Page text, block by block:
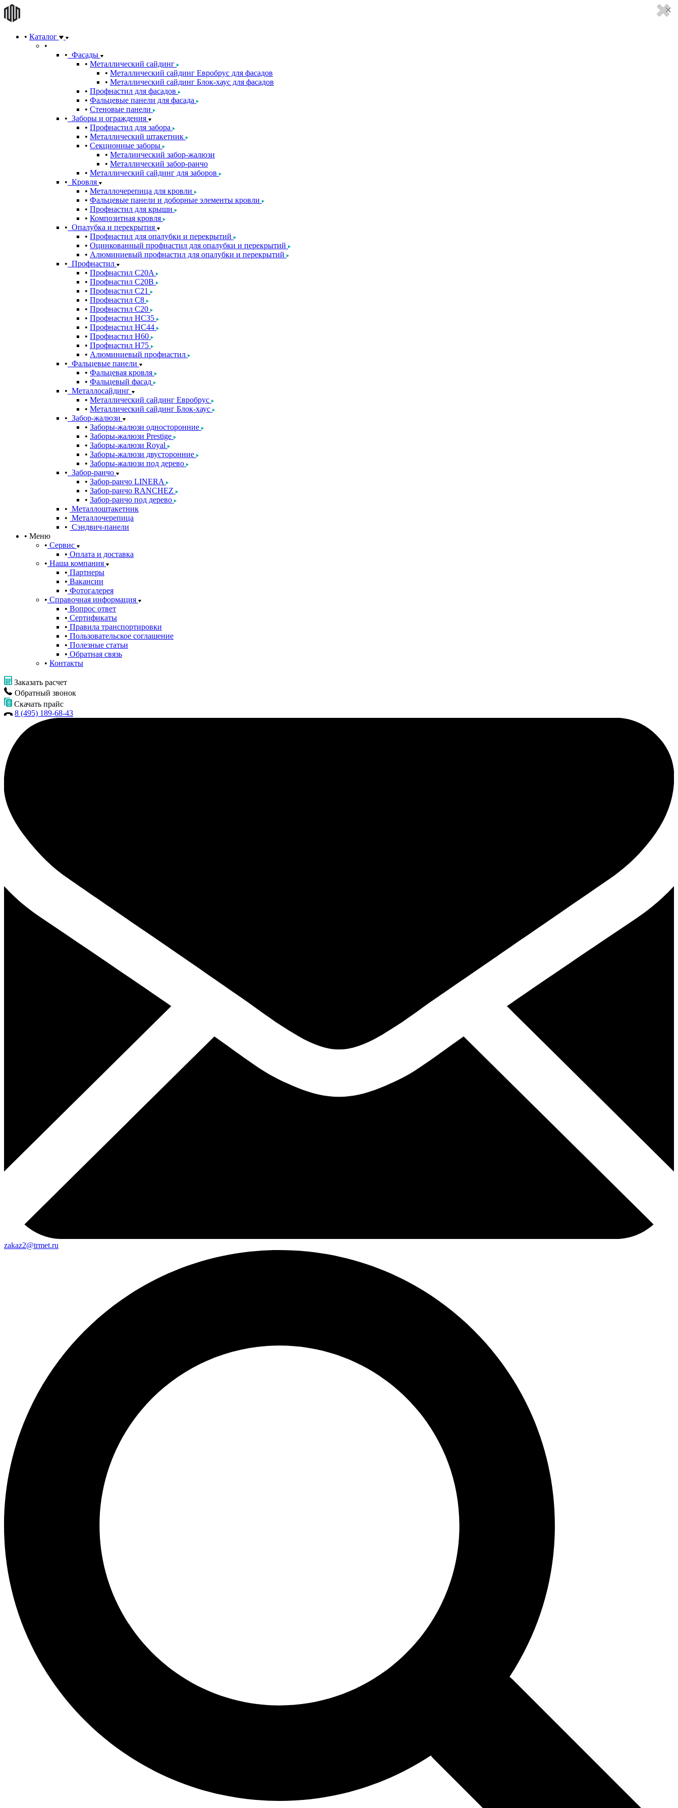
Каталог
Фасады
Металлический сайдинг
Металлический сайдинг Евробрус для фасадов
Металлический сайдинг Блок-хаус для фасадов
Профнастил для фасадов
Фальцевые панели для фасада
Стеновые панели
Заборы и ограждения
Профнастил для забора
Металлический штакетник
Секционные заборы
Металиический забор-жалюзи
Металлический забор-ранчо
Металлический сайдинг для заборов
Кровля
Металлочерепица для кровли
Фальцевые панели и доборные элементы кровли
Профнастил для крыши
Композитная кровля
Опалубка и перекрытия
Профнастил для опалубки и перекрытий
Оцинкованный профнастил для опалубки и перекрытий
Алюминиевый профнастил для опалубки и перекрытий
Профнастил
Профнастил С20A
Профнастил С20B
Профнастил С21
Профнастил С8
Профнастил С20
Профнастил НС35
Профнастил НС44
Профнастил Н60
Профнастил Н75
Алюминиевый профнастил
Фальцевые панели
Фальцевая кровля
Фальцевый фасад
Металлосайдинг
Металлический сайдинг Евробрус
Металлический сайдинг Блок-хаус
Забор-жалюзи
Заборы-жалюзи односторонние
Заборы-жалюзи Prestige
Заборы-жалюзи Royal
Заборы-жалюзи двусторонние
Заборы-жалюзи под дерево
Забор-ранчо
Забор-ранчо LINERA
Забор-ранчо RANCHEZ
Забор-ранчо под дерево
Металлоштакетник
Металлочерепица
Сэндвич-панели
Меню
Сервис
Оплата и доставка
Наша компания
Партнеры
Вакансии
Фотогалерея
Справочная информация
Вопрос ответ
Сертификаты
Правила транспортировки
Пользовательское соглашение
Полезные статьи
Обратная связь
Контакты
Заказать расчет
Обратный звонок
Скачать прайс
8 (495) 189-68-43
zakaz2@trmet.ru